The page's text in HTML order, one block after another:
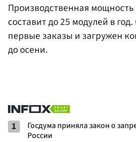
Производственная мощность
составит до 25 модулей в
первые заказы и загружен
до осени.
1
Госдума приняла закон о
России